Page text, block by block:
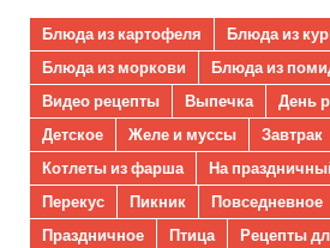
Блюда из картофеля
Блюда из
Блюда из моркови
Блюда из
Видео рецепты
Выпечка День
Детское
Желе и муссы Завтрак
Котлеты из фарша
На
Перекус
Пикник Повседневное
Праздничное
Птица
Рецепты